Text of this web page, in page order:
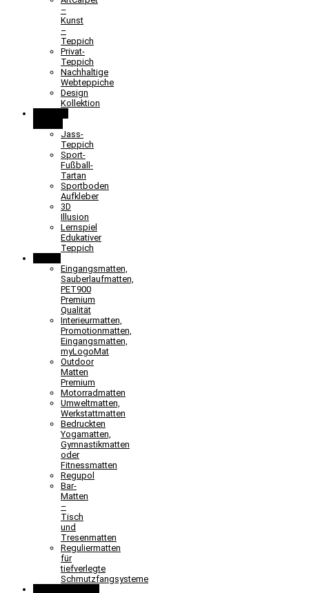
–
Kunst
–
Teppich
Privat-
Teppich
Nachhaltige
Webteppiche
Design
Kollektion
Jass-
Teppich
Sport-
Fußball-
Tartan
Sportboden
Aufkleber
3D
Illusion
Lernspiel
Edukativer
Teppich
Eingangsmatten,
Sauberlaufmatten,
PET900
Premium
Qualität
Interieurmatten,
Promotionmatten,
Eingangsmatten,
myLogoMat
Outdoor
Matten
Premium
Motorradmatten
Umweltmatten,
Werkstattmatten
Bedruckten
Yogamatten,
Gymnastikmatten
oder
Fitnessmatten
Regupol
Bar-
Matten
–
Tisch
und
Tresenmatten
Reguliermatten
für
tiefverlegte
Schmutzfangsysteme